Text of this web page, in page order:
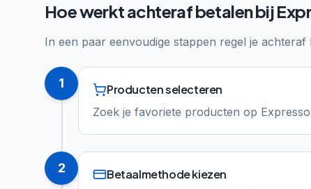
Hoe werkt achteraf betalen bij
In een paar eenvoudige stappen regel je
1 Producten selecteren
Zoek je favoriete producten op
2 Betaalmethode kiezen